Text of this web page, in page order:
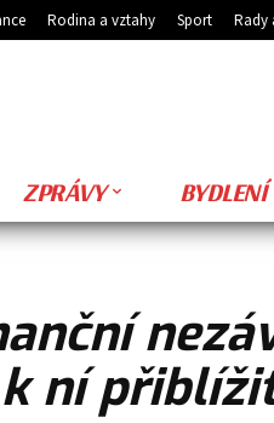
Rodina a vztahy Sport Rady
ZPRÁVY BYDLENÍ
ní